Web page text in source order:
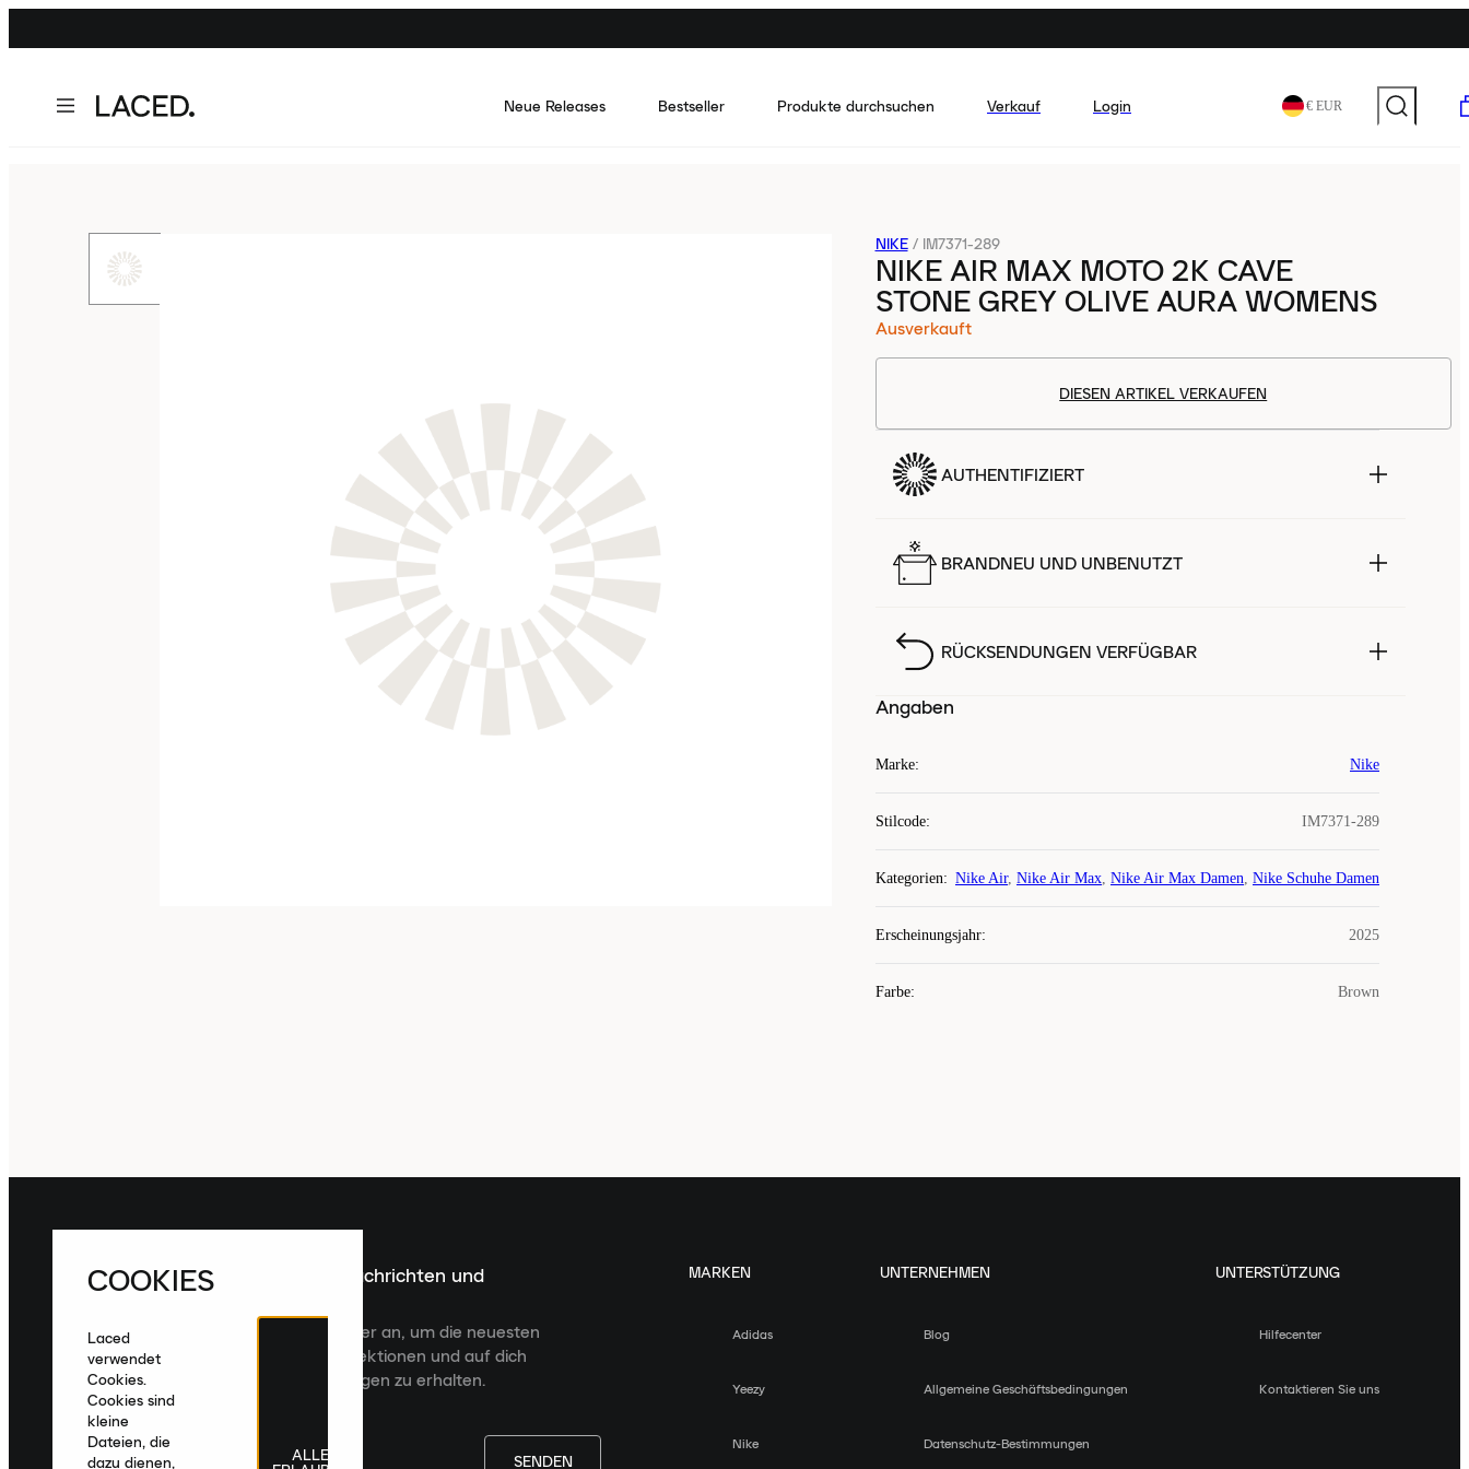
Neue Releases Bestseller Produkte durchsuchen Verkauf Login € EUR
NIKE / IM7371-289
NIKE AIR MAX MOTO 2K CAVE
STONE GREY OLIVE AURA WOMENS
Ausverkauft
DIESEN ARTIKEL VERKAUFEN
AUTHENTIFIZIERT
BRANDNEU UND UNBENUTZT
RÜCKSENDUNGEN VERFÜGBAR
Angaben
Marke: Nike
Stilcode: IM7371-289
Kategorien: Nike Air, Nike Air Max, Nike Air Max Damen, Nike Schuhe Damen
Erscheinungsjahr: 2025
Farbe: Brown
Melde dich für die neuesten Nachrichten und
Veröffentlichungen an
Melde dich für den Laced Newsletter an, um die neuesten
Veröffentlichungen, kuratierte Kollektionen und auf dich
zugeschnittene Produktempfehlungen zu erhalten.
SENDEN
MARKEN
Adidas
Yeezy
Nike
UNTERNEHMEN
Blog
Allgemeine Geschäftsbedingungen
Datenschutz-Bestimmungen
UNTERSTÜTZUNG
Hilfecenter
Kontaktieren Sie uns
COOKIES
Laced
verwendet
Cookies.
Cookies sind
kleine
Dateien, die
dazu dienen,
ALLE